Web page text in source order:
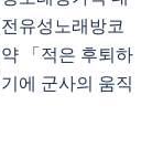
유성노래방코
「적은 후퇴하
에 군사의 움직